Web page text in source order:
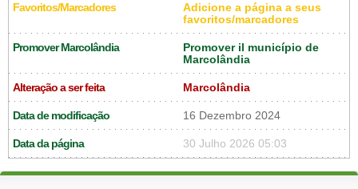
Favoritos/Marcadores
Adicione a página a seus
favoritos/marcadores
Promover Marcolândia
Promover il município de
Marcolândia
Alteração a ser feita Marcolândia
Data de modificação 16 Dezembro 2024
Data da página 30 Julho 2026 05:03